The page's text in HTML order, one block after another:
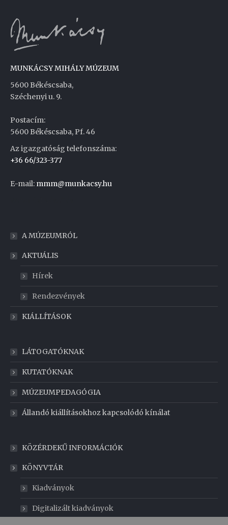
MUNKÁCSY MIHÁLY MÚZEUM
5600 Békéscsaba,
Széchenyi u. 9.
Postacím:
5600 Békéscsaba, Pf. 46
Az igazgatóság telefonszáma:
+36 66/323-377
E-mail: mmm@munkacsy.hu
A MÚZEUMRÓL
AKTUÁLIS
Hírek
Rendezvények
KIÁLLÍTÁSOK
LÁTOGATÓKNAK
KUTATÓKNAK
MÚZEUMPEDAGÓGIA
Állandó kiállításokhoz kapcsolódó kínálat
KÖZÉRDEKŰ INFORMÁCIÓK
KÖNYVTÁR
Kiadványok
Digitalizált kiadványok